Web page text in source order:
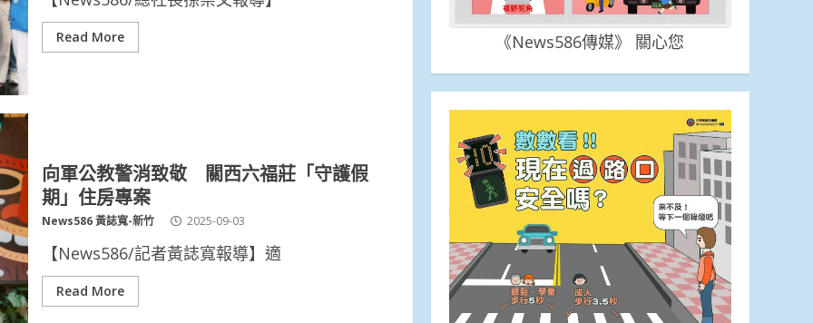
Read More
向軍公教警消致敬 關西六福莊「守護假
期」住房專案
News586 黃誌寬-新竹 2025-09-03
【News586/記者黃誌寬報導】適
Read More
《News586傳媒》 關心您